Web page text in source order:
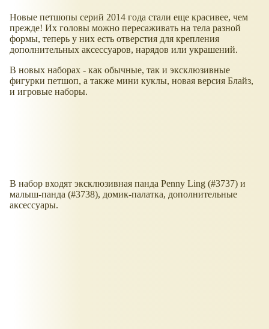
Новые петшопы серий 2014 года стали еще красивее, чем
прежде! Их головы можно пересаживать на тела разной
формы, теперь у них есть отверстия для крепления
дополнительных аксессуаров, нарядов или украшений.
В новых наборах - как обычные, так и эксклюзивные
фигурки петшоп, а также мини куклы, новая версия Блайз,
и игровые наборы.
В набор входят эксклюзивная панда Penny Ling (#3737) и
малыш-панда (#3738), домик-палатка, дополнительные
аксессуары.